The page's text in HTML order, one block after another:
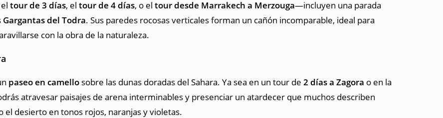
tour de 3 días, el tour de 4 días, o el tour desde Marrakech a Merzouga—incluyen una parada
Gargantas del Todra. Sus paredes rocosas verticales forman un cañón incomparable, ideal para
con la obra de la naturaleza.
paseo en camello sobre las dunas doradas del Sahara. Ya sea en un tour de 2 días a Zagora o en la
atravesar paisajes de arena interminables y presenciar un atardecer que muchos describen
desierto en tonos rojos, naranjas y violetas.